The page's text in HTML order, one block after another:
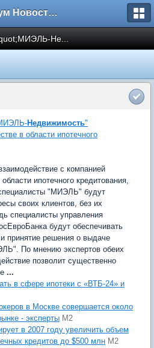
Форум Новостройки
Не...
Недвижимость"
в области ипотечного
с компанией
ипотечного кредитования,
"МИЭЛЬ" будут
своих клиентов, без их
специалисты управления
будут обеспечивать
принятие решения о выдаче
По мнению экспертов обеих
позволит существенно
...
в сфере ипотеки с «ВТБ-24» и
в Москве совершается около
- эксперты M2
в 2007 году увеличить объем
кредитов до $500 млн M2